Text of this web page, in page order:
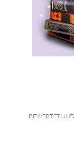
BEWERTET